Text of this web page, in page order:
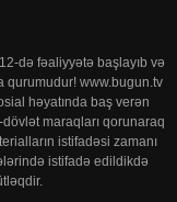
də fəaliyyətə başlayıb və
qurumudur! www.bugun.tv
həyatında baş verən
maraqları qorunaraq
istifadəsi zamanı
istifadə edildikdə